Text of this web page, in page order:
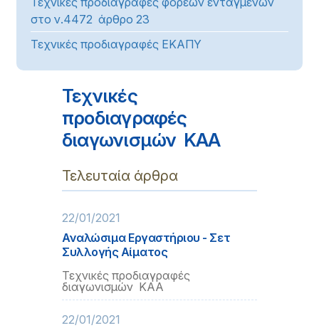
στο ν.4472 άρθρο 23
Τεχνικές προδιαγραφές ΕΚΑΠΥ
Τεχνικές
προδιαγραφές
διαγωνισμών ΚΑΑ
Τελευταία άρθρα
22/01/2021
Αναλώσιμα Εργαστήριου - Σετ
Συλλογής Αίματος
Τεχνικές προδιαγραφές
διαγωνισμών ΚΑΑ
22/01/2021